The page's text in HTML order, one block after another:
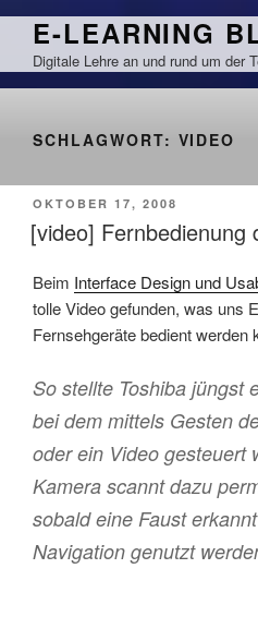
Zum
springen
E-LEARNING
Digitale Lehre an und rund um der
SCHLAGWORT: VIDEO
VERÖFFENTLICHT
AM
OKTOBER 17, 2008
[video] Fernbedienung
Beim Interface Design und
tolle Video gefunden, was uns
Fernsehgeräte bedient werden
So stellte Toshiba jüngst
bei dem mittels Gesten
oder ein Video gesteuert
Kamera scannt dazu
sobald eine Faust
Navigation genutzt